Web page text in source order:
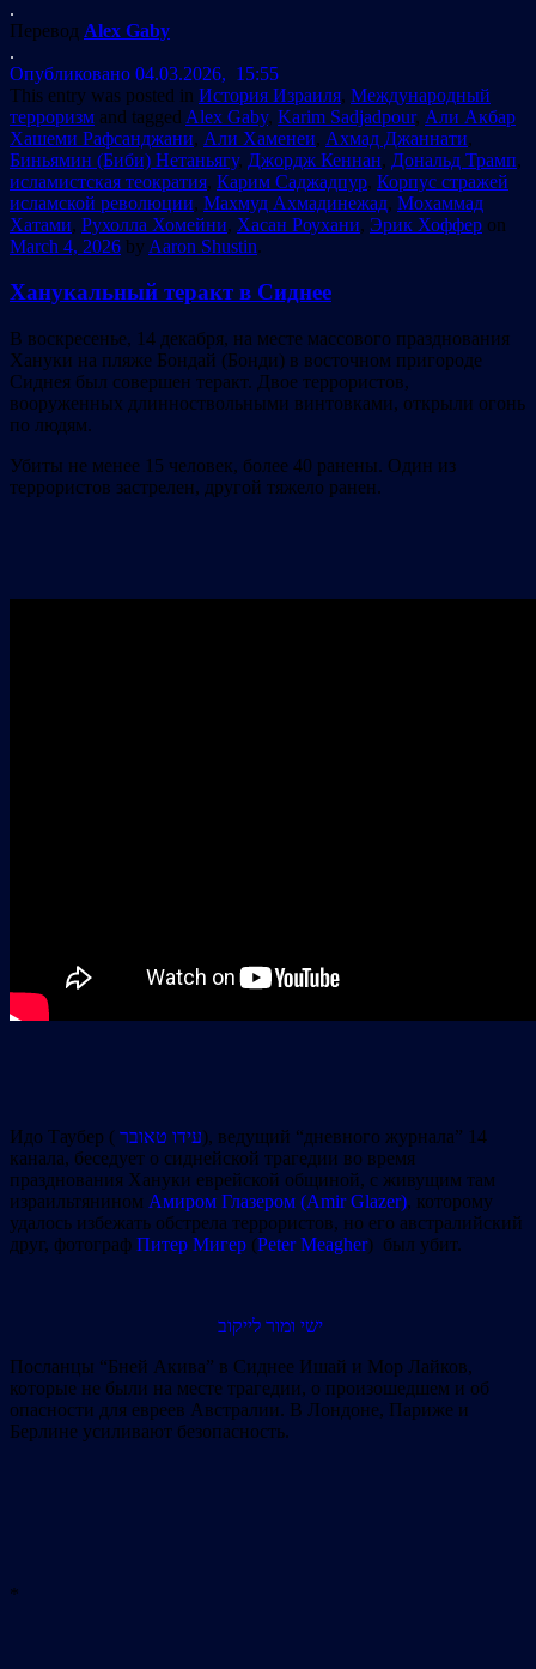
.
Перевод Alex Gaby
.
Опубликовано 04.03.2026, 15:55
This entry was posted in История Израиля, Международный
терроризм and tagged Alex Gaby, Karim Sadjadpour, Али Акбар
Хашеми Рафсанджани, Али Хаменеи, Ахмад Джаннати,
Биньямин (Биби) Нетаньягу, Джордж Кеннан, Дональд Трамп,
исламистская теократия, Карим Саджадпур, Корпус стражей
исламской революции, Махмуд Ахмадинежад, Мохаммад
Хатами, Рухолла Хомейни, Хасан Роухани, Эрик Хоффер on
March 4, 2026 by Aaron Shustin.
Ханукальный теракт в Сиднее
В воскресенье, 14 декабря, на месте массового празднования
Хануки на пляже Бондай (Бонди) в восточном пригороде
Сиднея был совершен теракт. Двое террористов,
вооруженных длинноствольными винтовками, открыли огонь
по людям.
Убиты не менее 15 человек, более 40 ранены. Один из
террористов застрелен, другой тяжело ранен.
Идо Таубер ( עידו טאובר), ведущий “дневного журнала” 14
канала, беседует о сиднейской трагедии во время
празднования Хануки еврейской общиной, с живущим там
израильтянином Амиром Глазером (Amir Glazer), которому
удалось избежать обстрела террористов, но его австралийский
друг, фотограф Питер Мигер (Peter Meagher) был убит.
ישי ומור לייקוב
Посланцы “Бней Акива” в Сиднее Ишай и Мор Лайков,
которые не были на месте трагедии, о произошедшем и об
опасности для евреев Австралии. В Лондоне, Париже и
Берлине усиливают безопасность.
*